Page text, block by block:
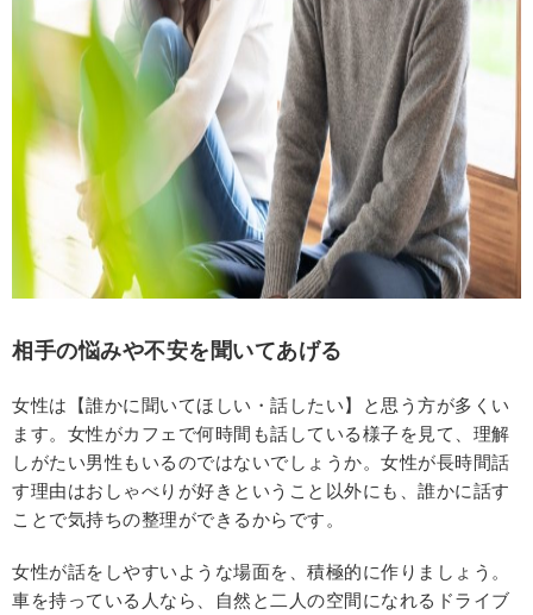
相手の悩みや不安を聞いてあげる
女性は【誰かに聞いてほしい・話したい】と思う方が多くい
ます。女性がカフェで何時間も話している様子を見て、理解
しがたい男性もいるのではないでしょうか。女性が長時間話
す理由はおしゃべりが好きということ以外にも、誰かに話す
ことで気持ちの整理ができるからです。
女性が話をしやすいような場面を、積極的に作りましょう。
車を持っている人なら、自然と二人の空間になれるドライブ